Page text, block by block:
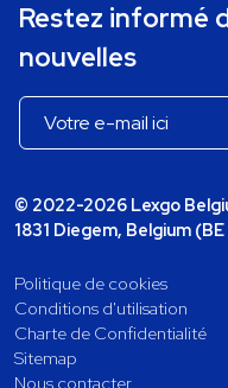
Restez informé
nouvelles
© 2022-2026 Lexgo
1831 Diegem, Belgium
Politique de cookies
Conditions d'utilisation
Charte de Confidentialité
Sitemap
Nous contacter